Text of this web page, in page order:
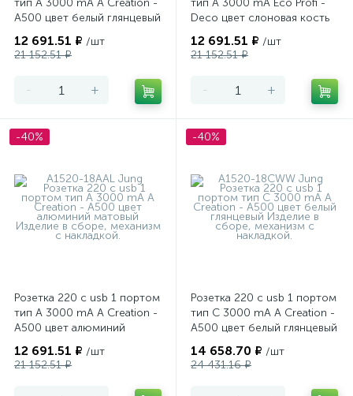
тип А 3000 mA A Creation -
A500 цвет белый глянцевый
12 691.51 ₽ /шт
21 152.51 ₽
- +
тип А 3000 mA Eco Profi -
Deco цвет слоновая кость
12 691.51 ₽ /шт
21 152.51 ₽
- +
-40%
Розетка 220 с usb 1 портом
тип А 3000 mA A Creation -
A500 цвет алюминий
12 691.51 ₽ /шт
21 152.51 ₽
-40%
Розетка 220 с usb 1 портом
тип С 3000 mA A Creation -
A500 цвет белый глянцевый
14 658.70 ₽ /шт
24 431.16 ₽